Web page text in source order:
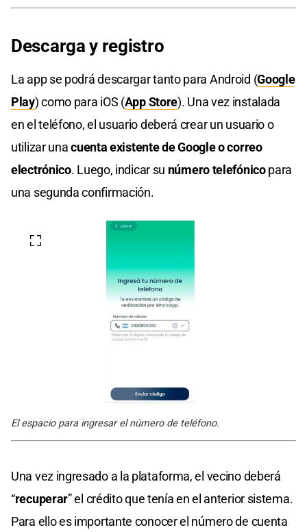
Descarga y registro
La app se podrá descargar tanto para Android (Google
Play) como para iOS (App Store). Una vez instalada
en el teléfono, el usuario deberá crear un usuario o
utilizar unacuenta existente de Google o correo
electrónico. Luego, indicar su número telefónicopara
una segunda confirmación.
El espacio para ingresar el número de teléfono.
Una vez ingresado a la plataforma, el vecino deberá
“recuperar” el crédito que tenía en el anterior sistema.
Para ello es importante conocer el número de cuenta